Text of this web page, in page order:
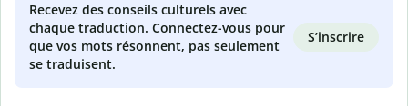
Recevez des conseils culturels avec
chaque traduction. Connectez-vous pour
que vos mots résonnent, pas seulement
se traduisent.
S’inscrire